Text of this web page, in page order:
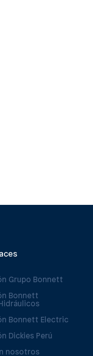
Grupo Bonnett
Bonnett
Bonnett Electric
Dickies Perú
nosotros